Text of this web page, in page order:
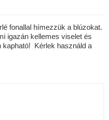
fonallal hímezzük a blúzokat.
igazán kellemes viselet és
kapható! Kérlek használd a